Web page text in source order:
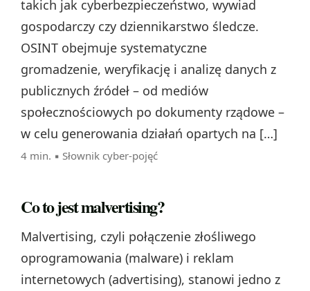
takich jak cyberbezpieczeństwo, wywiad
gospodarczy czy dziennikarstwo śledcze.
OSINT obejmuje systematyczne
gromadzenie, weryfikację i analizę danych z
publicznych źródeł – od mediów
społecznościowych po dokumenty rządowe –
w celu generowania działań opartych na […]
4 min. ▪ Słownik cyber-pojęć
Co to jest malvertising?
Malvertising, czyli połączenie złośliwego
oprogramowania (malware) i reklam
internetowych (advertising), stanowi jedno z